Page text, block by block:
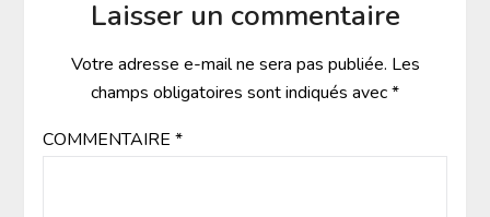
Laisser un commentaire
Votre adresse e-mail ne sera pas publiée. Les
champs obligatoires sont indiqués avec*
COMMENTAIRE *